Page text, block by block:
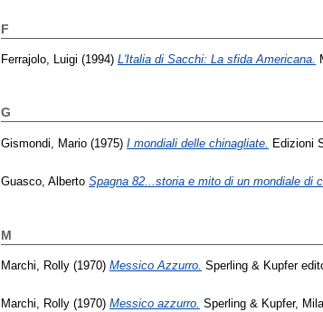
F
Ferrajolo, Luigi (1994) L'Italia di Sacchi: La sfida Americana.
G
Gismondi, Mario (1975) I mondiali delle chinagliate. Edizioni
Guasco, Alberto Spagna 82...storia e mito di un mondiale di
M
Marchi, Rolly (1970) Messico Azzurro. Sperling & Kupfer
Marchi, Rolly (1970) Messico azzurro. Sperling & Kupfer,